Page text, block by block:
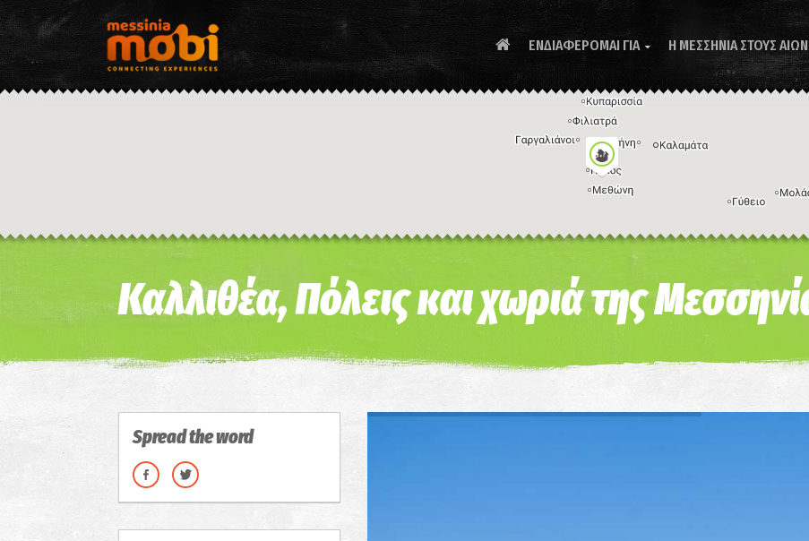
ΕΝΔΙΑΦΕΡΟΜΑΙ ΓΙΑ  Η ΜΕΣΣΗΝΙΑ ΣΤΟΥΣ
Καλλιθέα, Πόλεις και χωριά της
Spread the word